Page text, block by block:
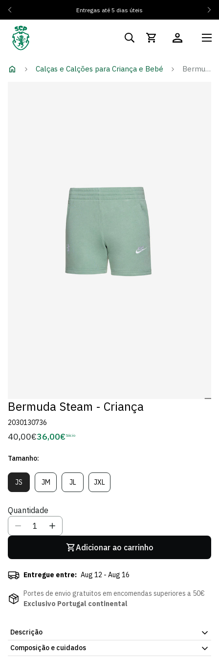
Entregas até 5 dias úteis
Calças e Calções para Criança e Bebé Bermuda Steam - Criança
Bermuda Steam - Criança
2030130736
Preço
40,00€Preço
Sócio
36,00€ Sócio
Tamanho:
JSVariante
Esgotada
Indisponível
JMVariante
Esgotada
Indisponível
JLVariante
Esgotada
JXLVariante
Esgotada
Quantidade
Adicionar ao carrinho
Entregue entre: Aug 12 - Aug 16
Portes de envio gratuitos em encomendas superiores a 50€
Exclusivo Portugal continental
Descrição
A Bermuda Steam Criança é uma peça confortável e prática para
Composição e cuidados